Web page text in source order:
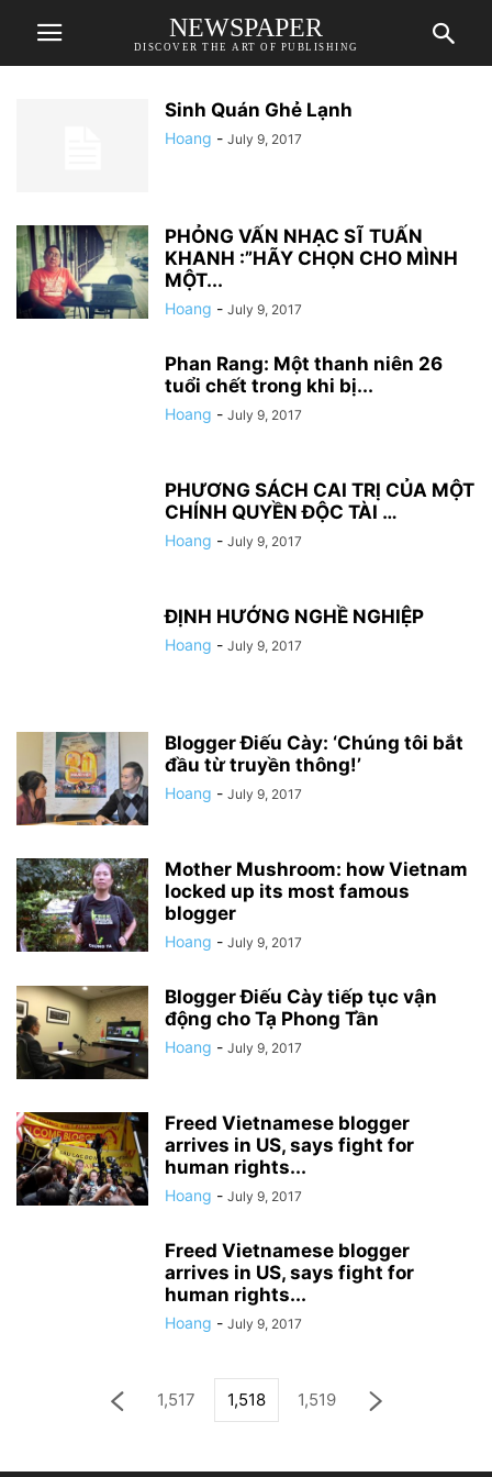
NEWSPAPER
DISCOVER THE ART OF PUBLISHING
Sinh Quán Ghẻ Lạnh
Hoang - July 9, 2017
PHỎNG VẤN NHẠC SĨ TUẤN
KHANH :”HÃY CHỌN CHO MÌNH
MỘT...
Hoang - July 9, 2017
Phan Rang: Một thanh niên 26
tuổi chết trong khi bị...
Hoang - July 9, 2017
PHƯƠNG SÁCH CAI TRỊ CỦA MỘT
CHÍNH QUYỀN ĐỘC TÀI …
Hoang - July 9, 2017
ĐỊNH HƯỚNG NGHỀ NGHIỆP
Hoang - July 9, 2017
Blogger Ðiếu Cày: ‘Chúng tôi bắt
đầu từ truyền thông!’
Hoang - July 9, 2017
Mother Mushroom: how Vietnam
locked up its most famous
blogger
Hoang - July 9, 2017
Blogger Điếu Cày tiếp tục vận
động cho Tạ Phong Tần
Hoang - July 9, 2017
Freed Vietnamese blogger
arrives in US, says fight for
human rights...
Hoang - July 9, 2017
Freed Vietnamese blogger
arrives in US, says fight for
human rights...
Hoang - July 9, 2017
1,517 1,518 1,519